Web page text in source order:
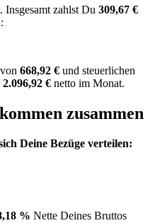
Insgesamt zahlst Du 309,67 €
668,92 € und steuerlichen
2.096,92 € netto im Monat.
zusammen
Deine Bezüge verteilen:
% Nette Deines Bruttos